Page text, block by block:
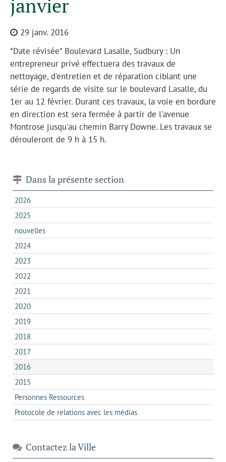
janvier
29 janv. 2016
*Date révisée* Boulevard Lasalle, Sudbury : Un
entrepreneur privé effectuera des travaux de
nettoyage, d'entretien et de réparation ciblant une
série de regards de visite sur le boulevard Lasalle, du
1er au 12 février. Durant ces travaux, la voie en bordure
en direction est sera fermée à partir de l'avenue
Montrose jusqu'au chemin Barry Downe. Les travaux se
dérouleront de 9 h à 15 h.
Dans la présente section
2026
2025
nouvelles
2024
2023
2022
2021
2020
2019
2018
2017
2016
2015
Personnes Ressources
Protocole de relations avec les médias
Contactez la Ville